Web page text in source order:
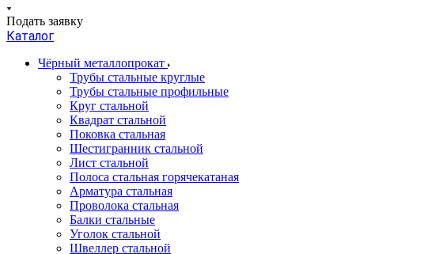
Подать заявку
Каталог
Чёрный металлопрокат
Трубы стальные круглые
Трубы стальные профильные
Круг стальной
Квадрат стальной
Поковка стальная
Шестигранник стальной
Лист стальной
Полоса стальная горячекатаная
Арматура стальная
Проволока стальная
Балки стальные
Уголок стальной
Швеллер стальной